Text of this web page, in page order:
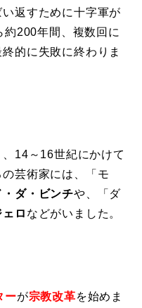
返すために十字軍が
約200年間、複数回に
的に失敗に終わりま
、14～16世紀にかけて
芸術家には、「モ
・ダ・ビンチや、「ダ
ロ などがいました。
ーが宗教改革を始めま